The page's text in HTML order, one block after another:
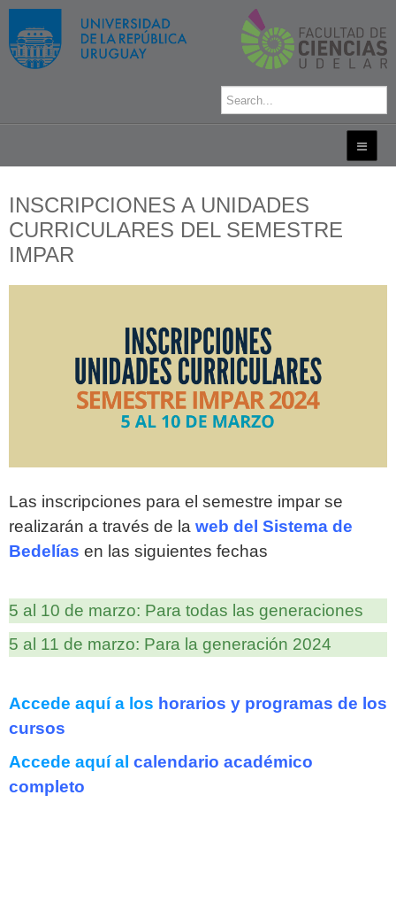
INSCRIPCIONES A UNIDADES
CURRICULARES DEL SEMESTRE
IMPAR
Las inscripciones para el semestre impar se
realizarán a través de la web del Sistema de
Bedelías en las siguientes fechas
5 al 10 de marzo: Para todas las generaciones
5 al 11 de marzo: Para la generación 2024
Accede aquí a los horarios y programas de los
cursos
Accede aquí al calendario académico
completo